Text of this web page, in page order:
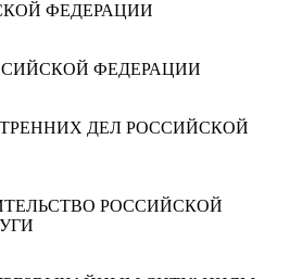
ФЕДЕРАЦИИ
ФЕДЕРАЦИИ
ДЕЛ РОССИЙСКОЙ
РОССИЙСКОЙ